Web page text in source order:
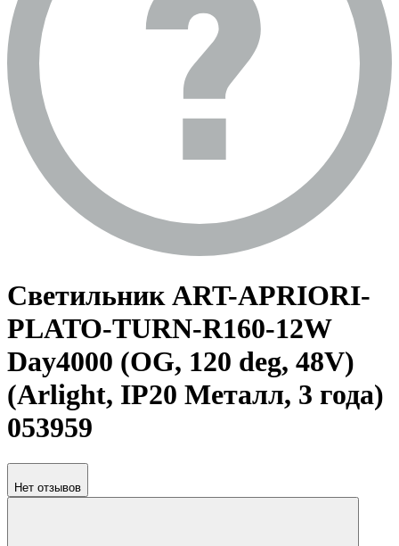
Светильник ART-APRIORI-
PLATO-TURN-R160-12W
Day4000 (OG, 120 deg, 48V)
(Arlight, IP20 Металл, 3 года)
053959
Нет отзывов